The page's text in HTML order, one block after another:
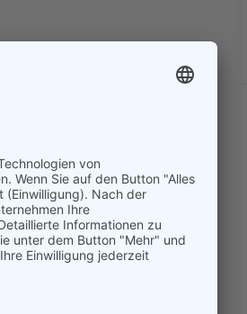
Wie kann ich das Kind in
Thema sensibel besprechen?
Ankerpunkt im Leben eines